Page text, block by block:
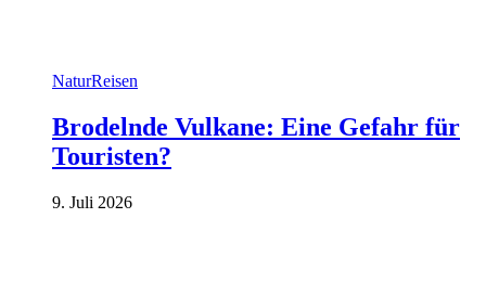
NaturReisen
Brodelnde Vulkane: Eine Gefahr für
Touristen?
9. Juli 2026